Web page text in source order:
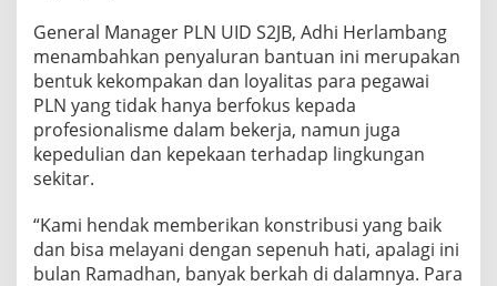
General Manager PLN UID S2JB, Adhi Herlambang
menambahkan penyaluran bantuan ini merupakan
bentuk kekompakan dan loyalitas para pegawai
PLN yang tidak hanya berfokus kepada
profesionalisme dalam bekerja, namun juga
kepedulian dan kepekaan terhadap lingkungan
sekitar.
“Kami hendak memberikan konstribusi yang baik
dan bisa melayani dengan sepenuh hati, apalagi ini
bulan Ramadhan, banyak berkah di dalamnya. Para